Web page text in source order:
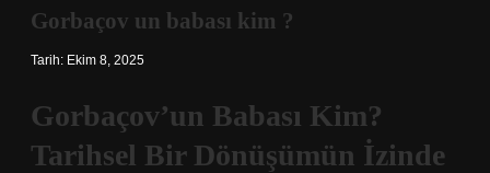
Gorbaçov un babası kim ?
Tarih: Ekim 8, 2025
Gorbaçov’un Babası Kim?
Tarihsel Bir Dönüşümün İzinde